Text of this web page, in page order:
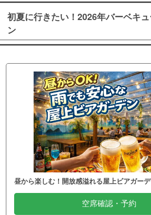
初夏に行きたい！2026年バーベキ
ン
昼から楽しむ！開放感溢れる屋上ビアガー
空席確認・予約